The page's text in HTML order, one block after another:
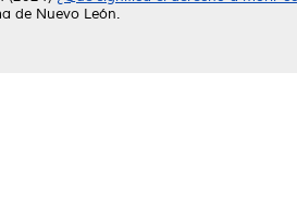
de Nuevo León.